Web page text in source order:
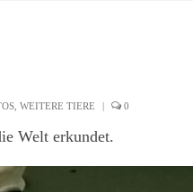
WEITERE TIERE | 0
Welt erkundet.